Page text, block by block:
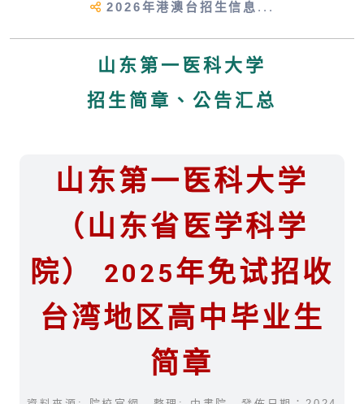
2026年港澳台招生信息 ...
山东第一医科大学
招生简章、公告汇总
山东第一医科大学
（山东省医学科学
院） 2025年免试招收
台湾地区高中毕业生
简章